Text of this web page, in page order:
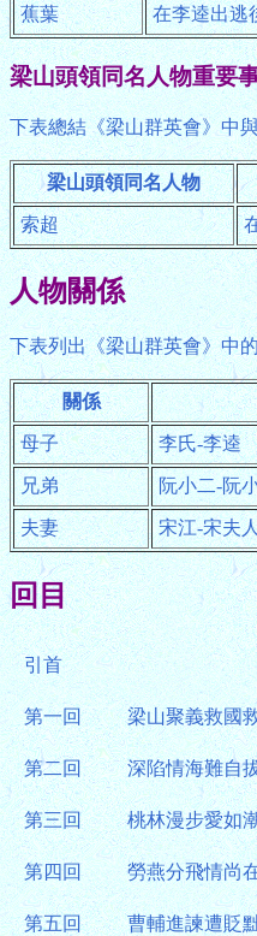
蕉葉 在李逵出逃
梁山頭領同名人物重要
下表總結《梁山群英會》中
梁山頭領同名人物
索超
人物關係
下表列出《梁山群英會》中
關係
母子 李氏-李逵
兄弟 阮小二-阮
夫妻 宋江-宋夫
回目
引首
第一回 梁山聚義救國
第二回 深陷情海難自
第三回 桃林漫步愛如
第四回 勞燕分飛情尚
第五回 曹輔進諫遭貶